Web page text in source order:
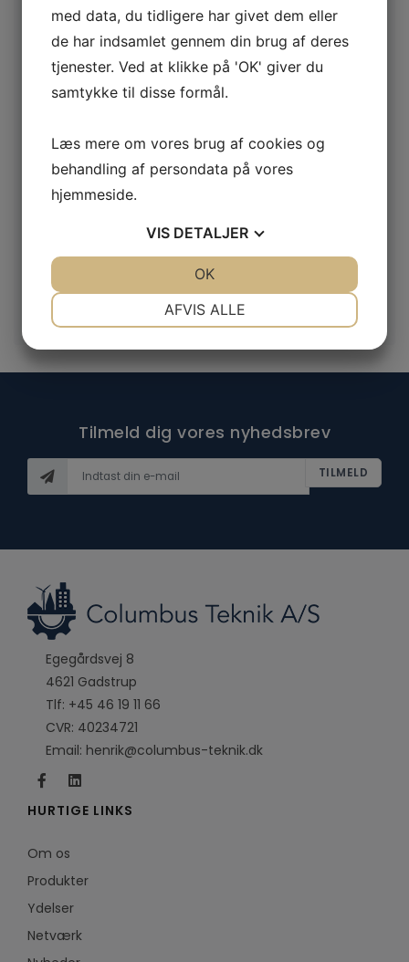
Vindmøller
Tårnkraner
Skibe/værfter
Hær, flåde og flyvevåben
Skovindustri og topkapning
Rope access
Brand og redning
Udlejning
Tilmeld dig vores nyhedsbrev
TILMELD
Egegårdsvej 8
4621 Gadstrup
Tlf: +45 46 19 11 66
CVR: 40234721
Email: henrik@columbus-teknik.dk
HURTIGE LINKS
Om os
Produkter
Ydelser
Netværk
med data, du tidligere har givet dem eller
de har indsamlet gennem din brug af deres
tjenester. Ved at klikke på 'OK' giver du
samtykke til disse formål.
Læs mere om vores brug af cookies og
behandling af persondata på vores
hjemmeside.
VIS DETALJER
AFVIS ALLE
OK